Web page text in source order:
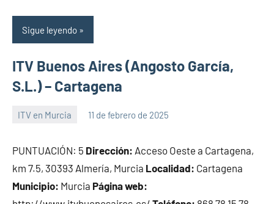
Sigue leyendo
ITV Buenos Aires (Angosto García,
S.L.) – Cartagena
ITV en Murcia 11 de febrero de 2025
PUNTUACIÓN: 5 Dirección: Acceso Oeste a Cartagena,
km 7.5, 30393 Almería, Murcia Localidad: Cartagena
Municipio: Murcia Página web: